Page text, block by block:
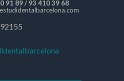
91 89/ 93 410 39 68